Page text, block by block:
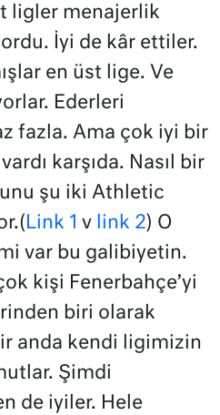
ligler menajerlik
İyi de kâr ettiler.
en üst lige. Ve
Ederleri
fazla. Ama çok iyi bir
karşıda. Nasıl bir
şu iki Athletic
Link 1 v link 2) O
var bu galibiyetin.
kişi Fenerbahçe’yi
biri olarak
anda kendi ligimizin
Şimdi
de iyiler. Hele